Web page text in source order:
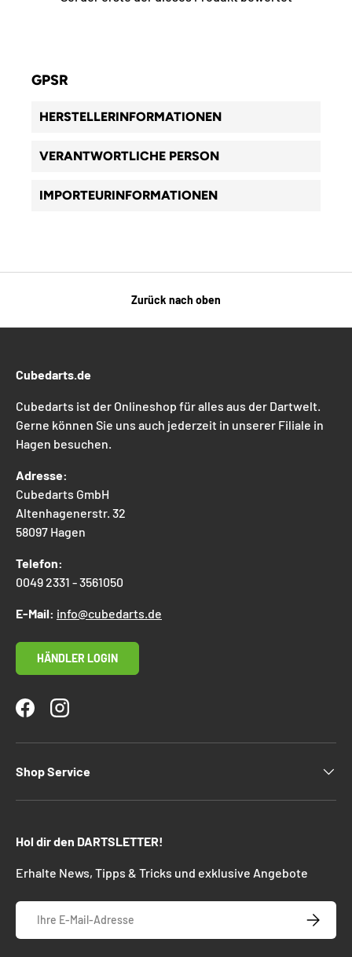
GPSR
HERSTELLERINFORMATIONEN
VERANTWORTLICHE PERSON
IMPORTEURINFORMATIONEN
Zurück nach oben
Cubedarts.de
Cubedarts ist der Onlineshop für alles aus der Dartwelt.
Gerne können Sie uns auch jederzeit in unserer Filiale in
Hagen besuchen.
Adresse:
Cubedarts GmbH
Altenhagenerstr. 32
58097 Hagen
Telefon:
0049 2331 - 3561050
E-Mail: info@cubedarts.de
HÄNDLER LOGIN
FacebookInstagram
Shop Service
Hol dir den DARTSLETTER!
Erhalte News, Tipps & Tricks und exklusive Angebote
E-Mail